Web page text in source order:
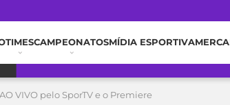
TIMESCAMPEONATOSMÍDIA ESPORTIVA
VIVO pelo SporTV e o Premiere